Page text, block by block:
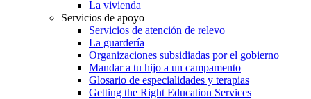
La vivienda
Servicios de apoyo
Servicios de atención de relevo
La guardería
Organizaciones subsidiadas por el gobierno
Mandar a tu hijo a un campamento
Glosario de especialidades y terapias
Getting the Right Education Services